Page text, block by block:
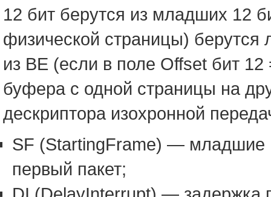
12 бит берутся из младших 12
физической страницы) берутся
из BE (если в поле Offset бит
буфера с одной страницы на
дескриптора изохронной
SF (StartingFrame) — младшие
первый пакет;